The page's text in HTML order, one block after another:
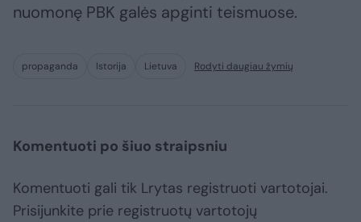
nuomonę PBK galės apginti teismuose.
propaganda Istorija Lietuva Rodyti daugiau žymių
Komentuoti po šiuo straipsniu
Komentuoti gali tik Lrytas registruoti vartotojai.
Prisijunkite prie registruotų vartotojų